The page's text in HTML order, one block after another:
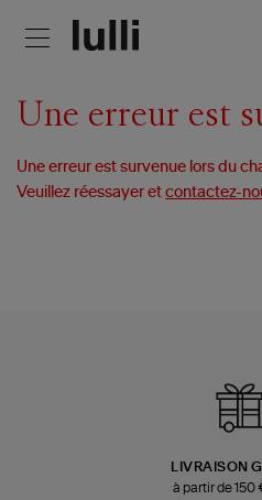
Une erreur est
Une erreur est survenue lors du
Veuillez réessayer etcontactez-
LIVRAISON
à partir de 150